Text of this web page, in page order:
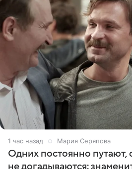
1 час назад Мария Серяпова
Одних постоянно путают,
не догадываются: